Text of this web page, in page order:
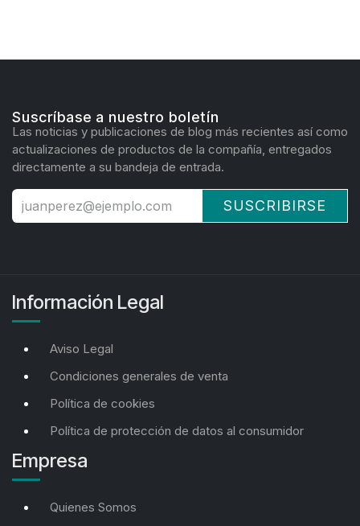
Suscríbase a nuestro boletín
Las noticias y publicaciones de blog más recientes así como
actualizaciones de productos de la compañía, entregados
directamente a su bandeja de entrada.
SUSCRIBIRSE
Información Legal
Aviso Legal
Condiciones generales de venta
Política de cookies
Política de protección de datos al consumidor
Empresa
Quienes Somos